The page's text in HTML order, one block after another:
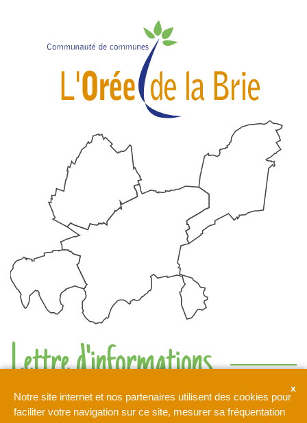
Notre site internet et nos partenaires utilisent des cookies pour
faciliter votre navigation sur ce site, mesurer sa fréquentation
Lettre d'informations
de la Brie